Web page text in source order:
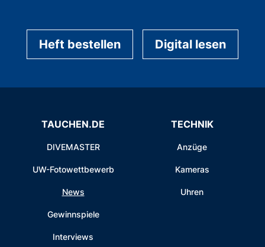
Heft bestellen Digital lesen
TAUCHEN.DE
DIVEMASTER
UW-Fotowettbewerb
News
Gewinnspiele
Interviews
TECHNIK
Anzüge
Kameras
Uhren